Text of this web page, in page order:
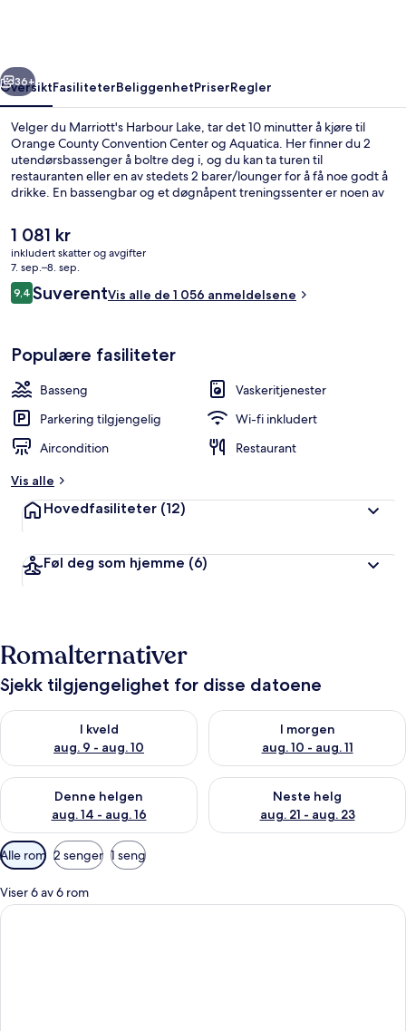
Neste
36+
OversiktFasiliteterBeliggenhetPriserRegler
Velger du Marriott's Harbour Lake, tar det 10 minutter å kjøre til
Orange County Convention Center og Aquatica. Her finner du 2
utendørsbassenger å boltre deg i, og du kan ta turen til
restauranten eller en av stedets 2 barer/lounger for å få noe godt å
drikke. En bassengbar og et døgnåpent treningssenter er noen av
mikrobølgeovn. Bassenget og den vennlige betjeningen får mye
skryt fra andre reisende.
Den
nåværende
prisen
er
1 081 kr
1 081 kr
inkludert skatter og avgifter
7. sep.–8. sep.
Anmeldelser
9,49,4 av 10 –
SuverentVis alle de 1 056 anmeldelsene
Populære fasiliteter
Basseng
Vaskeritjenester
Parkering tilgjengelig
Wi-fi inkludert
Aircondition
Restaurant
Vis alle
Hovedfasiliteter (12)
Føl deg som hjemme (6)
Romalternativer
Sjekk tilgjengelighet for disse datoene
I kveld
aug. 9 - aug. 10
Sjekk tilgjengelighet for i kveld, aug. 9 - aug. 10
I morgen
aug. 10 - aug. 11
Sjekk tilgjengelighet for i
Denne helgen
aug. 14 - aug. 16
Sjekk tilgjengelighet for denne helgen, aug. 14 - aug. 16
Neste helg
aug. 21 - aug. 23
Sjekk tilgjengelighet for
Tilgjengelige
filtre
for
rom
Alle rom 2 senger 1 seng
Viser 6 av 6 rom